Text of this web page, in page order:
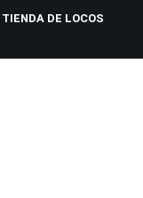
TIENDA DE LOCOS